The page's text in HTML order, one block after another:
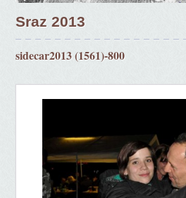
Sraz 2013
sidecar2013 (1561)-800